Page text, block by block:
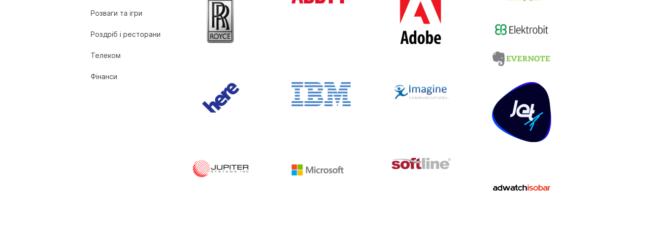
Розваги та ігри
Роздріб і ресторани
Телеком
Фінанси